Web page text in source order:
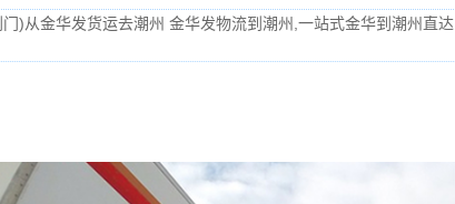
)从金华发货运去潮州 金华发物流到潮州,一站式金华到潮州直达